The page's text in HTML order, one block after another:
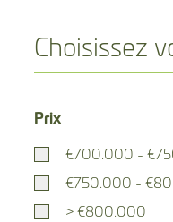
Choisissez
Prix
€700.000 -
€750.000 -
> €800.000